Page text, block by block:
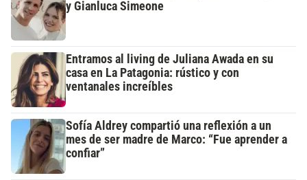
y Gianluca Simeone
Entramos al living de Juliana Awada en su
casa en La Patagonia: rústico y con
ventanales increíbles
Sofía Aldrey compartió una reflexión a un
mes de ser madre de Marco: “Fue aprender a
confiar”